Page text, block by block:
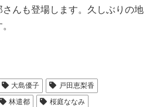
んも登場します。久しぶりの地
大島優子
戸田恵梨香
林遣都
桜庭ななみ